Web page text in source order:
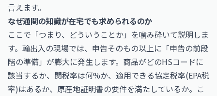
言えます。
なぜ通関の知識が在宅でも求められるのか
ここで「つまり、どういうことか」を噛み砕いて説明しま
す。輸出入の現場では、申告そのもの以上に「申告の前段
階の準備」が膨大に発生します。商品がどのHSコードに
該当するか、関税率は何%か、適用できる協定税率(EPA税
率)はあるか、原産地証明書の要件を満たしているか。こ